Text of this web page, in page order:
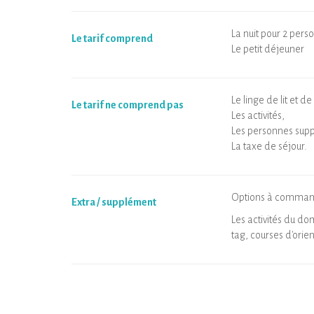
Le tarif comprend
La nuit pour 2
Le petit déjeuner
Le tarif ne comprend pas
Le linge de lit et de
Les activités,
Les personnes
La taxe de séjour.
Extra / supplément
Options à
Les activités du
tag, courses